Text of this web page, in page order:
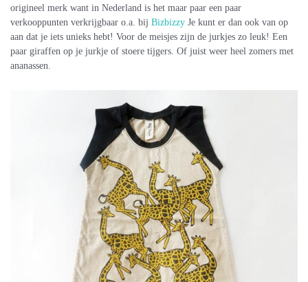
origineel merk want in Nederland is het maar paar een paar
verkooppunten verkrijgbaar o.a. bij Bizbizzy Je kunt er dan ook van op
aan dat je iets unieks hebt! Voor de meisjes zijn de jurkjes zo leuk! Een
paar giraffen op je jurkje of stoere tijgers. Of juist weer heel zomers met
ananassen.